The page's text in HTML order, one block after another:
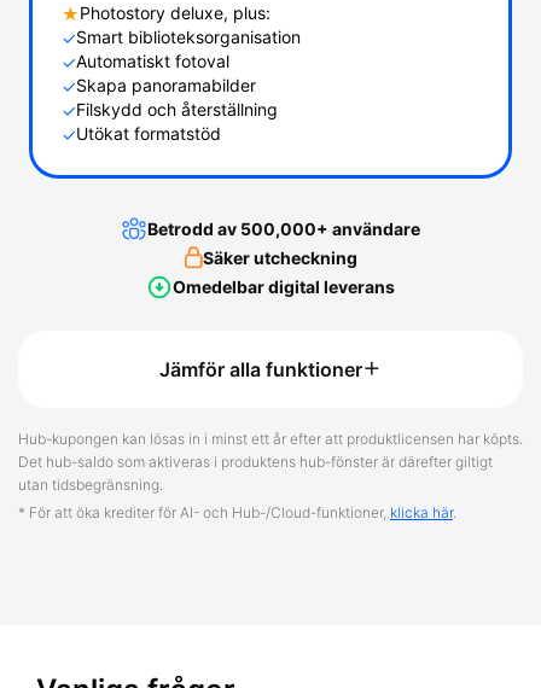
★Photostory deluxe, plus:
✓Smart biblioteksorganisation
✓Automatiskt fotoval
✓Skapa panoramabilder
✓Filskydd och återställning
✓Utökat formatstöd
Betrodd av 500,000+ användare
Säker utcheckning
Omedelbar digital leverans
Jämför alla funktioner
Hub-kupongen kan lösas in i minst ett år efter att produktlicensen har köpts.
Det hub-saldo som aktiveras i produktens hub-fönster är därefter giltigt
utan tidsbegränsning.
* För att öka krediter för AI- och Hub-/Cloud-funktioner, klicka här.